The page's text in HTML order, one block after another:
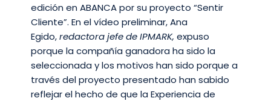
edición en ABANCA por su proyecto “Sentir
Cliente”. En el vídeo preliminar, Ana
Egido,redactora jefe de IPMARK, expuso
porque la compañía ganadora ha sido la
seleccionada y los motivos han sido porque a
través del proyecto presentado han sabido
reflejar el hecho de que la Experiencia de